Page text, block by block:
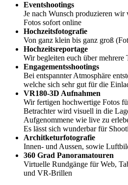
Eventshootings
Je nach Wunsch produzieren wir
Fotos sofort online
Hochzeitsfotografie
Von ganz klein bis ganz groß
Hochzeitsreportage
Wir begleiten euch über mehrere
Engagementsshootings
Bei entspannter Atmosphäre
welche sich sehr gut für die
VR180-3D Aufnahmen
Wir fertigen hochwertige Fotos
Betrachter wird visuell in die
Aufgenommene wie live zu
Es lässt sich wunderbar für
Architketurfotografie
Innen- und Aussen, sowie
360 Grad Panoramatouren
Virtuelle Rundgänge für Web,
und VR-Brillen